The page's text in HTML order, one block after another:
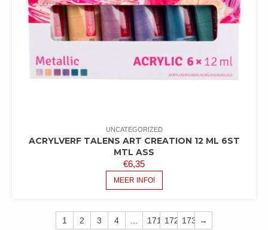
UNCATEGORIZED
ACRYLVERF TALENS ART CREATION 12 ML 6ST
MTL ASS
€6,35
MEER INFO!
1 2 3 4 … 171 172 173 →